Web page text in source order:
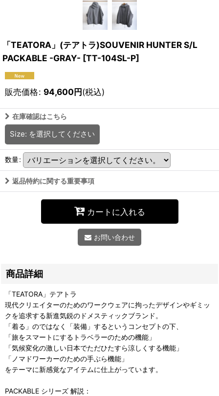
「TEATORA」(テアトラ)SOUVENIR HUNTER S/L
PACKABLE -GRAY- [TT-104SL-P]
販売価格: 94,600円(税込)
在庫確認はこちら
Size: を選択してください
数量:
返品特約に関する重要事項
カートに入れる
お問い合わせ
商品詳細
「TEATORA」テアトラ
現代クリエイターのためのワークウェアに拘ったデザインやギミッ
クを追求する新進気鋭のドメスティックブランド。
「着る」のではなく「装備」するというコンセプトの下、
「旅をスマートにするトラベラーのための機能」
「気候変化の激しい日本でただひたすら涼しくする機能」
「ノマドワーカーのための手ぶら機能」
をテーマに新感覚なアイテムに仕上がっています。
PACKABLE シリーズ 解説：